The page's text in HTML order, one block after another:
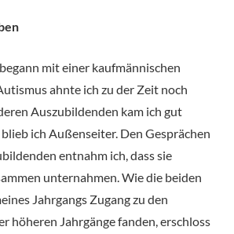
mit einer kaufmännischen
ahnte ich zu der Zeit noch
Auszubildenden kam ich gut
ich Außenseiter. Den Gesprächen
entnahm ich, dass sie
unternahmen. Wie die beiden
Jahrgangs Zugang zu den
höheren Jahrgänge fanden, erschloss